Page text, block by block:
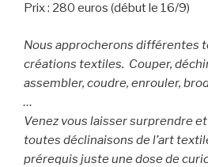
Prix : 280 euros (début le 16/9)
Nous approcherons différentes
créations textiles. Couper,
assembler, coudre, enrouler,
…
Venez vous laisser surprendre
toutes déclinaisons de l’art
prérequis juste une dose de